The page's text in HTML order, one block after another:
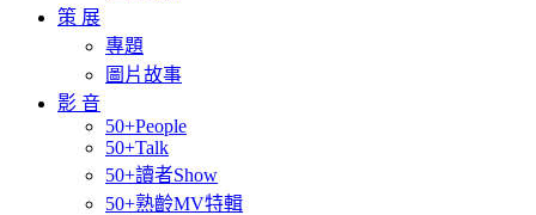
策 展
專題
圖片故事
影 音
50+People
50+Talk
50+讀者Show
50+熟齡MV特輯